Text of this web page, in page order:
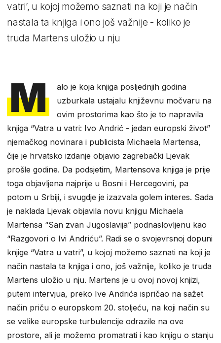
vatri’, u kojoj možemo saznati na koji je način
nastala ta knjiga i ono još važnije - koliko je
truda Martens uložio u nju
M
alo je koja knjiga posljednjih godina
uzburkala ustajalu književnu močvaru na
ovim prostorima kao što je to napravila
knjiga “Vatra u vatri: Ivo Andrić - jedan europski život”
njemačkog novinara i publicista Michaela Martensa,
čije je hrvatsko izdanje objavio zagrebački Ljevak
prošle godine. Da podsjetim, Martensova knjiga je prije
toga objavljena najprije u Bosni i Hercegovini, pa
potom u Srbiji, i svugdje je izazvala golem interes. Sada
je naklada Ljevak objavila novu knjigu Michaela
Martensa “San zvan Jugoslavija” podnaslovljenu kao
“Razgovori o Ivi Andriću”. Radi se o svojevrsnoj dopuni
knjige “Vatra u vatri”, u kojoj možemo saznati na koji je
način nastala ta knjiga i ono, još važnije, koliko je truda
Martens uložio u nju. Martens je u ovoj novoj knjizi,
putem intervjua, preko Ive Andrića ispričao na sažet
način priču o europskom 20. stoljeću, na koji način su
se velike europske turbulencije odrazile na ove
prostore, ali je možemo promatrati i kao knjigu o stanju